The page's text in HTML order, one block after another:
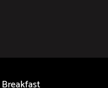
Breakfast